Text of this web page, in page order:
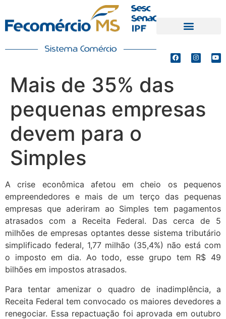
Mais de 35% das
pequenas empresas
devem para o
Simples
A crise econômica afetou em cheio os pequenos
empreendedores e mais de um terço das pequenas
empresas que aderiram ao Simples tem pagamentos
atrasados com a Receita Federal. Das cerca de 5
milhões de empresas optantes desse sistema tributário
simplificado federal, 1,77 milhão (35,4%) não está com
o imposto em dia. Ao todo, esse grupo tem R$ 49
bilhões em impostos atrasados.
Para tentar amenizar o quadro de inadimplência, a
Receita Federal tem convocado os maiores devedores a
renegociar. Essa repactuação foi aprovada em outubro